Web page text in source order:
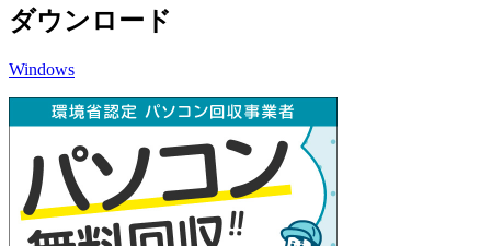
ダウンロード
Windows